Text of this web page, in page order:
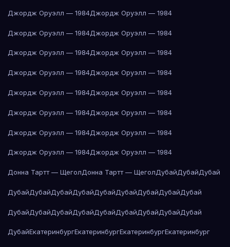
Джордж Оруэлл — 1984Джордж Оруэлл — 1984
Джордж Оруэлл — 1984Джордж Оруэлл — 1984
Джордж Оруэлл — 1984Джордж Оруэлл — 1984
Джордж Оруэлл — 1984Джордж Оруэлл — 1984
Джордж Оруэлл — 1984Джордж Оруэлл — 1984
Джордж Оруэлл — 1984Джордж Оруэлл — 1984
Джордж Оруэлл — 1984Джордж Оруэлл — 1984
Джордж Оруэлл — 1984Джордж Оруэлл — 1984
Донна Тартт — ЩеголДонна Тартт — ЩеголДубайДубайДубай
ДубайДубайДубайДубайДубайДубайДубайДубайДубай
ДубайДубайДубайДубайДубайДубайДубайДубайДубай
ДубайЕкатеринбургЕкатеринбургЕкатеринбургЕкатеринбург